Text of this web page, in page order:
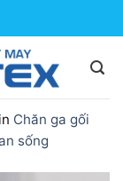
in Chăn ga gối
sống